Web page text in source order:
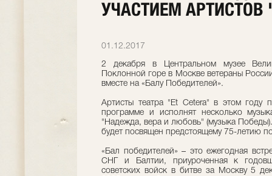
УЧАСТИЕМ АРТИСТОВ
01.12.2017
2 декабря в Центральном музее
Поклонной горе в Москве ветераны
вместе на «Балу Победителей».
Артисты театра "Et Cetera" в этом году
программе и исполнят несколько
"Надежда, вера и любовь" (музыка
будет посвящен предстоящему 75-летию
«Бал победителей» – это ежегодная
СНГ и Балтии, приуроченная к
советских войск в битве за Москву 5